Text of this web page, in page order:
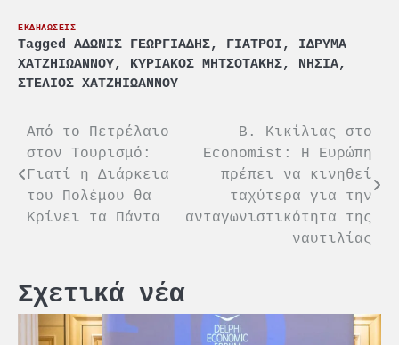
ΕΚΔΗΛΩΣΕΙΣ
Tagged ΑΔΩΝΙΣ ΓΕΩΡΓΙΑΔΗΣ, ΓΙΑΤΡΟΙ, ΙΔΡΥΜΑ
ΧΑΤΖΗΙΩΑΝΝΟΥ, ΚΥΡΙΑΚΟΣ ΜΗΤΣΟΤΑΚΗΣ, ΝΗΣΙΑ,
ΣΤΕΛΙΟΣ ΧΑΤΖΗΙΩΑΝΝΟΥ
Πλοήγηση
άρθρων
Από το Πετρέλαιο
στον Τουρισμό:
Γιατί η Διάρκεια
του Πολέμου θα
Κρίνει τα Πάντα
Β. Κικίλιας στο
Economist: Η Ευρώπη
πρέπει να κινηθεί
ταχύτερα για την
ανταγωνιστικότητα της
ναυτιλίας
Σχετικά νέα